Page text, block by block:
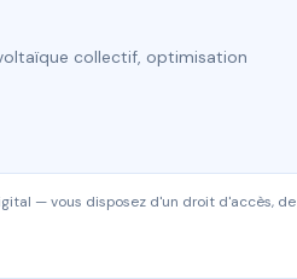
collectif, optimisation
— vous disposez d'un droit d'accès, de